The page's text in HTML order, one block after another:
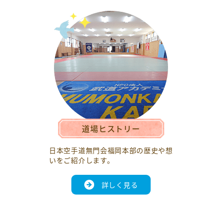
道場ヒストリー
日本空手道無門会福岡本部の歴史や想
いをご紹介します。
詳しく見る